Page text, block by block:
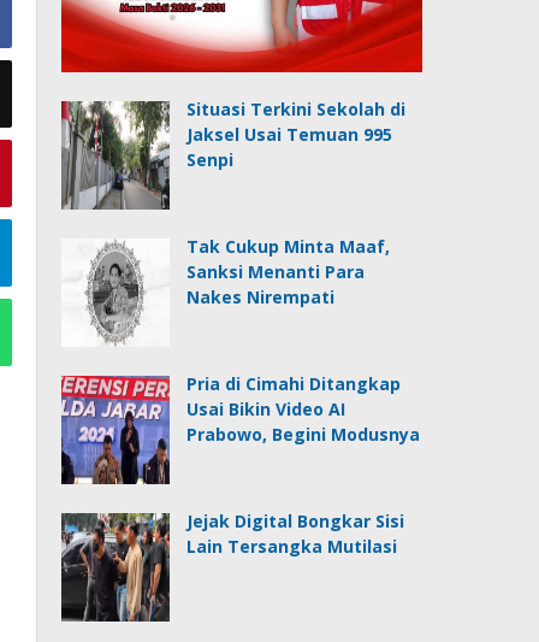
Situasi Terkini Sekolah di
Jaksel Usai Temuan 995
Senpi
Tak Cukup Minta Maaf,
Sanksi Menanti Para
Nakes Nirempati
Pria di Cimahi Ditangkap
Usai Bikin Video AI
Prabowo, Begini Modusnya
Jejak Digital Bongkar Sisi
Lain Tersangka Mutilasi